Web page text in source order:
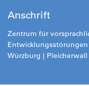
Anschrift
Zentrum für
Würzburg |